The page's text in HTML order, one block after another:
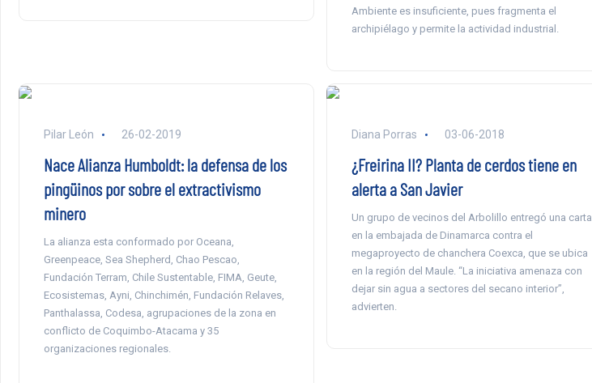
Ambiente es insuficiente, pues fragmenta el
archipiélago y permite la actividad industrial.
Pilar León 26-02-2019
Nace Alianza Humboldt: la defensa de los
pingüinos por sobre el extractivismo
minero
La alianza esta conformado por Oceana,
Greenpeace, Sea Shepherd, Chao Pescao,
Fundación Terram, Chile Sustentable, FIMA, Geute,
Ecosistemas, Ayni, Chinchimén, Fundación Relaves,
Panthalassa, Codesa, agrupaciones de la zona en
conflicto de Coquimbo-Atacama y 35
organizaciones regionales.
Diana Porras 03-06-2018
¿Freirina II? Planta de cerdos tiene en
alerta a San Javier
Un grupo de vecinos del Arbolillo entregó una carta
en la embajada de Dinamarca contra el
megaproyecto de chanchera Coexca, que se ubica
en la región del Maule. “La iniciativa amenaza con
dejar sin agua a sectores del secano interior”,
advierten.